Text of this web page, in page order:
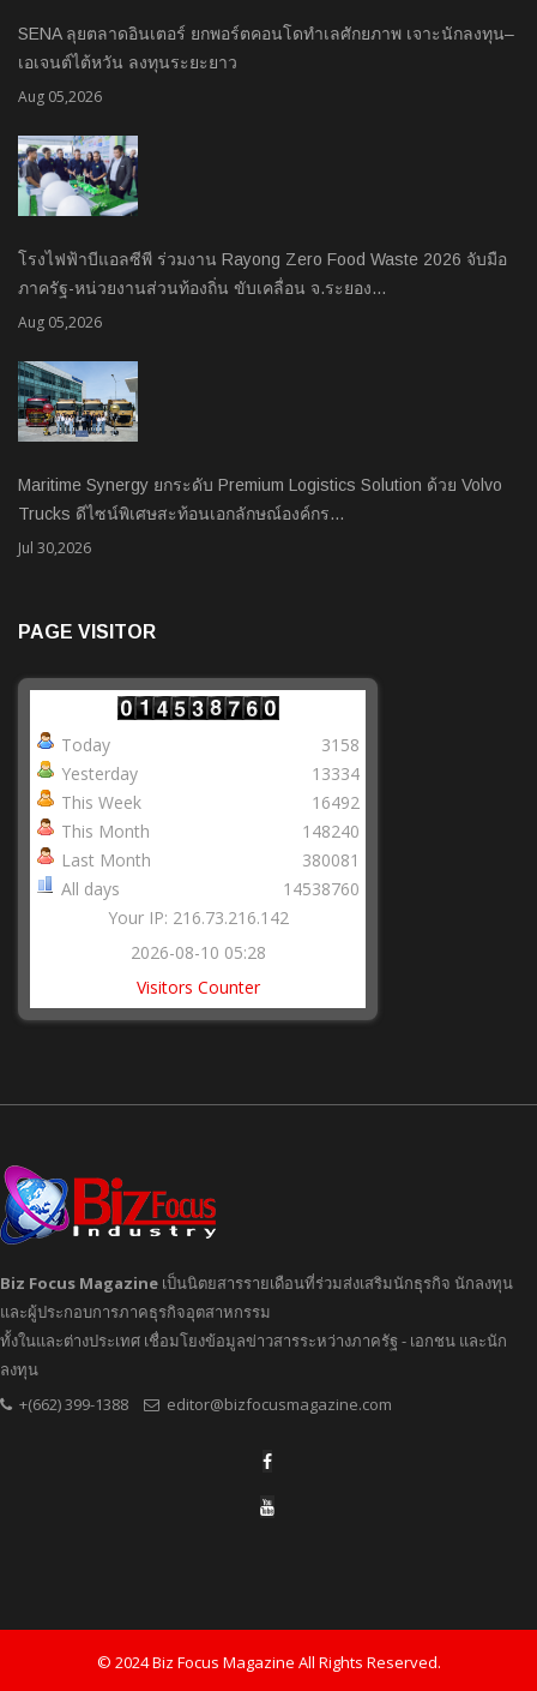
SENA ลุยตลาดอินเตอร์ ยกพอร์ตคอนโดทำเลศักยภาพ เจาะนักลงทุน–
เอเจนต์ไต้หวัน ลงทุนระยะยาว
Aug 05,2026
โรงไฟฟ้าบีแอลซีพี ร่วมงาน Rayong Zero Food Waste 2026 จับมือ
ภาครัฐ-หน่วยงานส่วนท้องถิ่น ขับเคลื่อน จ.ระยอง…
Aug 05,2026
Maritime Synergy ยกระดับ Premium Logistics Solution ด้วย Volvo
Trucks ดีไซน์พิเศษสะท้อนเอกลักษณ์องค์กร…
Jul 30,2026
PAGE VISITOR
Today
Yesterday
This Week
This Month
Last Month
All days
3158
13334
16492
148240
380081
14538760
Your IP: 216.73.216.142
2026-08-10 05:28
Visitors Counter
Biz Focus Magazine เป็นนิตยสารรายเดือนที่ร่วมส่งเสริมนักธุรกิจ นักลงทุน
และผู้ประกอบการภาคธุรกิจอุตสาหกรรม
ทั้งในและต่างประเทศ เชื่อมโยงข้อมูลข่าวสารระหว่างภาครัฐ - เอกชน และนัก
ลงทุน
+(662) 399-1388
editor@bizfocusmagazine.com
© 2024 Biz Focus Magazine All Rights Reserved.